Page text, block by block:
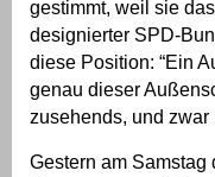
gestimmt, weil sie
designierter SPD-
diese Position: “Ein
genau dieser
zusehends, und zwar
Gestern am Samstag